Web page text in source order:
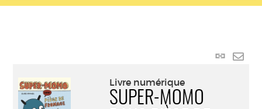
Lien
Livre numérique
SUPER-MOMO